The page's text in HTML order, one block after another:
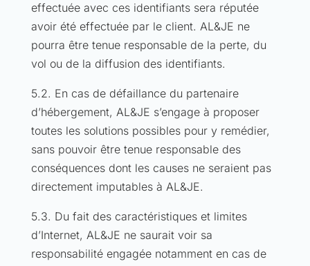
effectuée avec ces identifiants sera réputée
avoir été effectuée par le client. AL&JE ne
pourra être tenue responsable de la perte, du
vol ou de la diffusion des identifiants.
5.2. En cas de défaillance du partenaire
d’hébergement, AL&JE s’engage à proposer
toutes les solutions possibles pour y remédier,
sans pouvoir être tenue responsable des
conséquences dont les causes ne seraient pas
directement imputables à AL&JE.
5.3. Du fait des caractéristiques et limites
d’Internet, AL&JE ne saurait voir sa
responsabilité engagée notamment en cas de